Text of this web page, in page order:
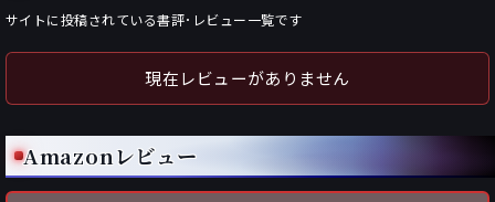
サイトに投稿されている書評･レビュー一覧です
現在レビューがありません
Amazonレビュー